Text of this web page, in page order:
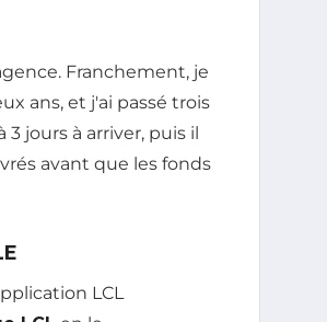
Franchement, je
ans, et j'ai passé trois
jours à arriver, puis il
avant que les fonds
LCL